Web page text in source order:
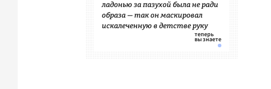
ладонью за пазухой была не ради
образа — так он маскировал
искалеченную в детстве руку